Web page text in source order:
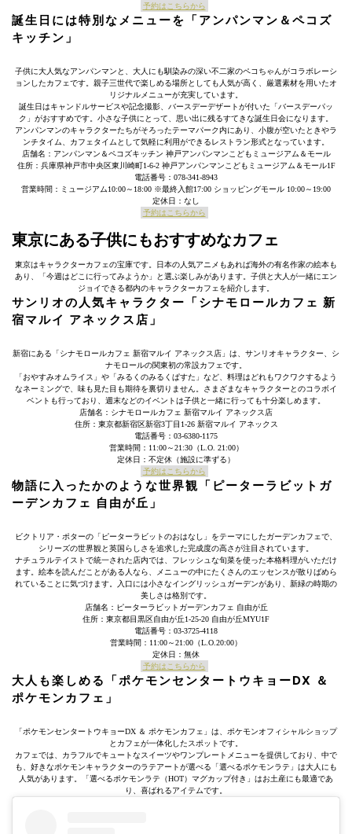
予約はこちらから
誕生日には特別なメニューを「アンパンマン＆ペコズ
キッチン」
子供に大人気なアンパンマンと、大人にも馴染みの深い不二家のペコちゃんがコラボレーシ
ョンしたカフェです。親子三世代で楽しめる場所としても人気が高く、厳選素材を用いたオ
リジナルメニューが充実しています。
誕生日はキャンドルサービスや記念撮影、バースデーデザートが付いた「バースデーパッ
ク」がおすすめです。小さな子供にとって、思い出に残るすてきな誕生日会になります。
アンパンマンのキャラクターたちがそろったテーマパーク内にあり、小腹が空いたときやラ
ンチタイム、カフェタイムとして気軽に利用ができるレストラン形式となっています。
店舗名：アンパンマン＆ペコズキッチン 神戸アンパンマンこどもミュージアム＆モール
住所：兵庫県神戸市中央区東川崎町1-6-2 神戸アンパンマンこどもミュージアム＆モール1F
電話番号：078-341-8943
営業時間：ミュージアム10:00～18:00 ※最終入館17:00 ショッピングモール 10:00～19:00
定休日：なし
予約はこちらから
東京にある子供にもおすすめなカフェ
東京はキャラクターカフェの宝庫です。日本の人気アニメもあれば海外の有名作家の絵本も
あり、「今週はどこに行ってみようか」と選ぶ楽しみがあります。子供と大人が一緒にエン
ジョイできる都内のキャラクターカフェを紹介します。
サンリオの人気キャラクター「シナモロールカフェ 新
宿マルイ アネックス店」
新宿にある「シナモロールカフェ 新宿マルイ アネックス店」は、サンリオキャラクター、シ
ナモロールの関東初の常設カフェです。
「おやすみオムライス」や「みるくのみるくぱすた」など、料理はどれもワクワクするよう
なネーミングで、味も見た目も期待を裏切りません。さまざまなキャラクターとのコラボイ
ベントも行っており、週末などのイベントは子供と一緒に行っても十分楽しめます。
店舗名：シナモロールカフェ 新宿マルイ アネックス店
住所：東京都新宿区新宿3丁目1-26 新宿マルイ アネックス
電話番号：03-6380-1175
営業時間：11:00～21:30（L.O. 21:00）
定休日：不定休（施設に準ずる）
予約はこちらから
物語に入ったかのような世界観「ピーターラビットガ
ーデンカフェ 自由が丘」
ビクトリア・ポターの「ピーターラビットのおはなし」をテーマにしたガーデンカフェで、
シリーズの世界観と英国らしさを追求した完成度の高さが注目されています。
ナチュラルテイストで統一された店内では、フレッシュな旬菜を使った本格料理がいただけ
ます。絵本を読んだことがある人なら、メニューの中にたくさんのエッセンスが散りばめら
れていることに気づけます。入口には小さなイングリッシュガーデンがあり、新緑の時期の
美しさは格別です。
店舗名：ピーターラビットガーデンカフェ 自由が丘
住所：東京都目黒区自由が丘1-25-20 自由が丘MYU1F
電話番号：03-3725-4118
営業時間：11:00～21:00（L.O.20:00）
定休日：無休
予約はこちらから
大人も楽しめる「ポケモンセンタートウキョーDX ＆
ポケモンカフェ」
「ポケモンセンタートウキョーDX ＆ ポケモンカフェ」は、ポケモンオフィシャルショップ
とカフェが一体化したスポットです。
カフェでは、カラフルでキュートなスイーツやワンプレートメニューを提供しており、中で
も、好きなポケモンキャラクターのラテアートが選べる「選べるポケモンラテ」は大人にも
人気があります。「選べるポケモンラテ（HOT）マグカップ付き」はお土産にも最適であ
り、喜ばれるアイテムです。